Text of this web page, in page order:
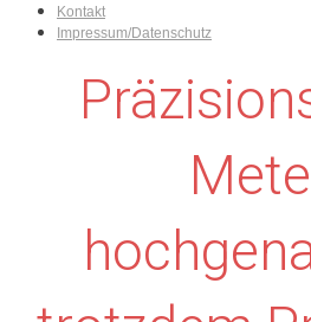
Kontakt
Impressum/Datenschutz